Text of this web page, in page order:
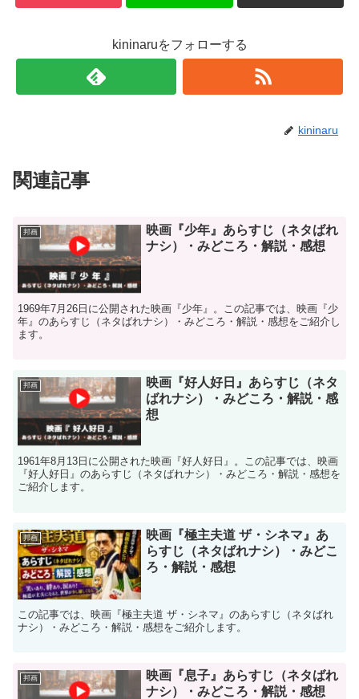
kininaruをフォローする
kininaru
関連記事
邦画
映画『少年』あらすじ（ネタばれ
ナシ）・みどころ・解説・感想
1969年7月26日に公開された映画『少年』。この記事では、映画『少
年』のあらすじ（ネタばれナシ）・みどころ・解説・感想をご紹介し
ます。
邦画
映画『好人好日』あらすじ（ネタ
ばれナシ）・みどころ・解説・感
想
1961年8月13日に公開された映画『好人好日』。この記事では、映画
『好人好日』のあらすじ（ネタばれナシ）・みどころ・解説・感想を
ご紹介します。
邦画
映画『極主夫道 ザ・シネマ』あ
らすじ（ネタばれナシ）・みどこ
ろ・解説・感想
この記事では、映画『極主夫道 ザ・シネマ』のあらすじ（ネタばれ
ナシ）・みどころ・解説・感想をご紹介します。
邦画
映画『息子』あらすじ（ネタばれ
ナシ）・みどころ・解説・感想